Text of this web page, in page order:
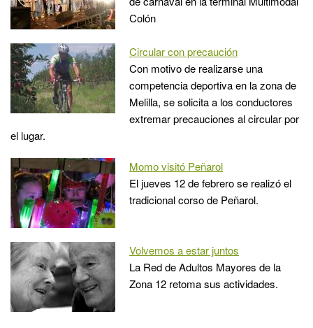
Colón
Circular con precaución
Con motivo de realizarse una
competencia deportiva en la zona de
Melilla, se solicita a los conductores
extremar precauciones al circular por
el lugar.
Momo visitó Peñarol
El jueves 12 de febrero se realizó el
tradicional corso de Peñarol.
Volvemos a estar juntos
La Red de Adultos Mayores de la
Zona 12 retoma sus actividades.